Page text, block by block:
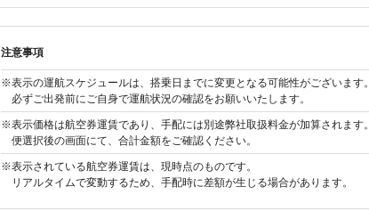
注意事項
※表示の運航スケジュールは、搭乗日までに変更となる可能性がございます。
必ずご出発前にご自身で運航状況の確認をお願いいたします。
※表示価格は航空券運賃であり、手配には別途弊社取扱料金が加算されます。
便選択後の画面にて、合計金額をご確認ください。
※表示されている航空券運賃は、現時点のものです。
リアルタイムで変動するため、手配時に差額が生じる場合があります。